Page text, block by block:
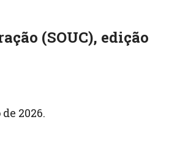
(SOUC), edição
2026.